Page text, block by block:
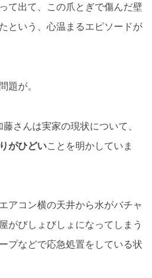
て出て、この爪とぎで傷んだ壁
という、心温まるエピソードが
題が。
さんは実家の現状について、
がひどいことを明かしていま
アコン横の天井から水がバチャ
がびしょびしょになってしまう
プなどで応急処置をしている状